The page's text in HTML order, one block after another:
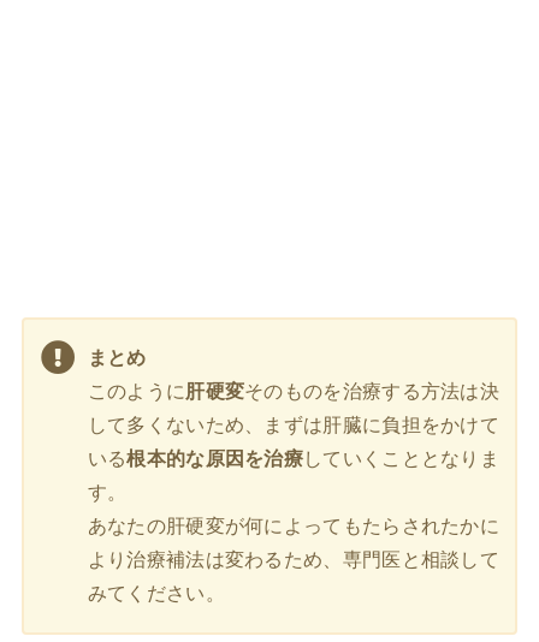
まとめ
このように肝硬変そのものを治療する方法は決
して多くないため、まずは肝臓に負担をかけて
いる根本的な原因を治療していくこととなりま
す。
あなたの肝硬変が何によってもたらされたかに
より治療補法は変わるため、専門医と相談して
みてください。